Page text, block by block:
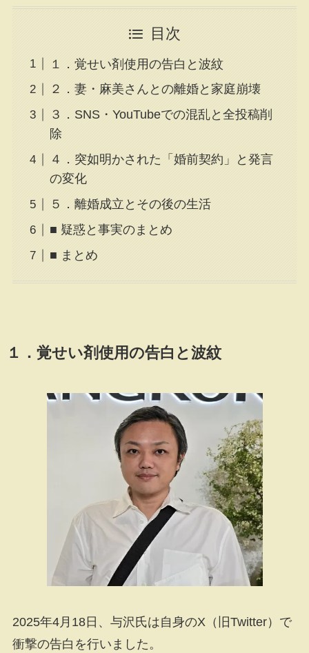
目次
１．覚せい剤使用の告白と波紋
２．妻・麻美さんとの離婚と家庭崩壊
３．SNS・YouTubeでの混乱と全投稿削
除
４．突如明かされた「婚前契約」と発言
の変化
５．離婚成立とその後の生活
■ 疑惑と事実のまとめ
■ まとめ
１．覚せい剤使用の告白と波紋
2025年4月18日、与沢氏は自身のX（旧Twitter）で
衝撃の告白を行いました。